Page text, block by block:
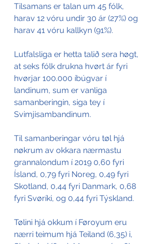
Tilsamans er talan um 45 fólk,
harav 12 vóru undir 30 ár (27%) og
harav 41 vóru kallkyn (91%).
Lutfalsliga er hetta talið sera høgt,
at seks fólk drukna hvørt ár fyri
hvørjar 100.000 íbúgvar í
landinum, sum er vanliga
samanberingin, siga tey í
Svimjisambandinum.
Til samanberingar vóru tøl hjá
nøkrum av okkara nærmastu
grannalondum í 2019 0,60 fyri
Ísland, 0,79 fyri Noreg, 0,49 fyri
Skotland, 0,44 fyri Danmark, 0,68
fyri Svøríki, og 0,44 fyri Týskland.
Tølini hjá okkum í Føroyum eru
nærri teimum hjá Teiland (6,35) i,